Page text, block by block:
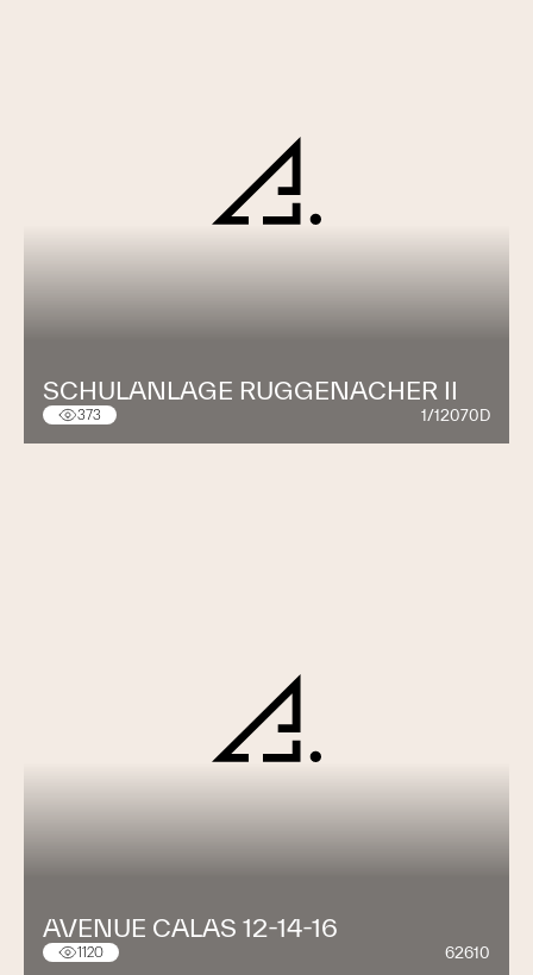
SCHULANLAGE RUGGENACHER II
373 1/12070D
AVENUE CALAS 12-14-16
1120 62610